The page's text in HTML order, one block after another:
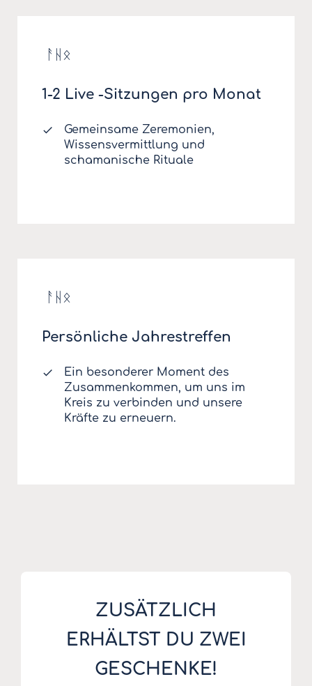
ᚨᚺᛟ
1-2 Live -Sitzungen pro Monat
Gemeinsame Zeremonien,
Wissensvermittlung und
schamanische Rituale
ᚨᚺᛟ
Persönliche Jahrestreffen
Ein besonderer Moment des
Zusammenkommen, um uns im
Kreis zu verbinden und unsere
Kräfte zu erneuern.
ZUSÄTZLICH
ERHÄLTST DU ZWEI
GESCHENKE!